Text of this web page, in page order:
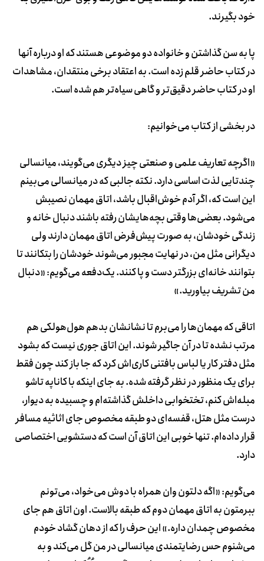
خود بگیرند.
پا به سن گذاشتن و خانواده دو موضوعی هستند که او درباره آنها
در کتاب حاضر قلم زده است. به اعتقاد برخی منتقدان، مشاهدات
او در کتاب حاضر دقیق‌تر و گاهی سیاه‌تر هم شده است.
در بخشی از کتاب می‌خوانیم:
«اگرچه تعاریف علمی و صنعتی چیز دیگری می‌گویند، میانسالی
چندتایی لذت اساسی دارد. نکته جالبی که در میانسالی می‌بینم
این است که، اگر آدم خوش‌اقبال باشد، اتاق مهمان نصیبش
می‌شود. بعضی‌ها وقتی بچه‌هایشان رفته باشند دنبال خانه و
زندگی خودشان، به صورت پیش‌فرض اتاق مهمان دارند ولی
دیگرانی مثل من، در نهایت مجبور می‌شوند خودشان را بتکانند تا
بتوانند خانه‌ای بزرگتر دست و پا کنند. یک‌دفعه می‌گویم: «دنبال
من تشریف بیاورید.»
اتاقی که مهمان‌ها را می‌برم تا نشانشان بدهم هول‌هولکی هم
مرتب نشده تا در آن جاگیر شوند. این اتاق جوری نیست که بشود
مثل دفتر کار یا لباس بافتنی کاری‌اش کرد که جا باز کند چون فقط
برای یک منظور در نظر گرفته شده. به جای اینکه با کاناپه تاشو
مبله‌اش کنم، تختخوابی داخلش گذاشته‌ام و چسبیده به دیوار،
درست مثل هتل، قفسه‌ای دو طبقه مخصوص جای اثاثیه مسافر
قرار داده‌ام. تنها خوبی این اتاق آن است که دستشویی اختصاصی
دارد.
می‌گویم: «اگه دلتون وان همراه با دوش می‌خواد، می‌تونم
ببرمتون به اتاق مهمان دوم که طبقه بالاست. اون اتاق هم جای
مخصوص چمدان داره.» این حرف را که از دهان گشاد خودم
می‌شنوم حس رضایتمندی میانسالی در من گل می‌کند و به